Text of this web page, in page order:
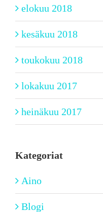
elokuu 2018
kesäkuu 2018
toukokuu 2018
lokakuu 2017
heinäkuu 2017
Kategoriat
Aino
Blogi